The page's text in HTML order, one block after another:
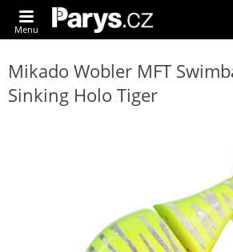
Menu
Mikado Wobler MFT
Sinking Holo Tiger